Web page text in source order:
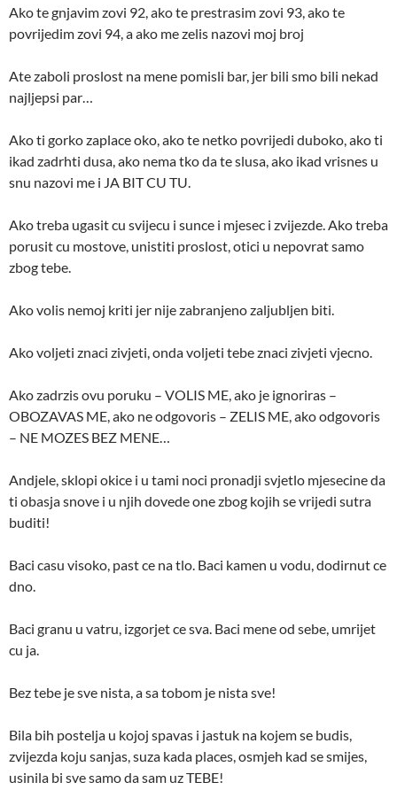
Ako te gnjavim zovi 92, ako te prestrasim zovi 93, ako te
povrijedim zovi 94, a ako me zelis nazovi moj broj
Ate zaboli proslost na mene pomisli bar, jer bili smo bili nekad
najljepsi par…
Ako ti gorko zaplace oko, ako te netko povrijedi duboko, ako ti
ikad zadrhti dusa, ako nema tko da te slusa, ako ikad vrisnes u
snu nazovi me i JA BIT CU TU.
Ako treba ugasit cu svijecu i sunce i mjesec i zvijezde. Ako treba
porusit cu mostove, unistiti proslost, otici u nepovrat samo
zbog tebe.
Ako volis nemoj kriti jer nije zabranjeno zaljubljen biti.
Ako voljeti znaci zivjeti, onda voljeti tebe znaci zivjeti vjecno.
Ako zadrzis ovu poruku – VOLIS ME, ako je ignoriras –
OBOZAVAS ME, ako ne odgovoris – ZELIS ME, ako odgovoris
– NE MOZES BEZ MENE…
Andjele, sklopi okice i u tami noci pronadji svjetlo mjesecine da
ti obasja snove i u njih dovede one zbog kojih se vrijedi sutra
buditi!
Baci casu visoko, past ce na tlo. Baci kamen u vodu, dodirnut ce
dno.
Baci granu u vatru, izgorjet ce sva. Baci mene od sebe, umrijet
cu ja.
Bez tebe je sve nista, a sa tobom je nista sve!
Bila bih postelja u kojoj spavas i jastuk na kojem se budis,
zvijezda koju sanjas, suza kada places, osmjeh kad se smijes,
usinila bi sve samo da sam uz TEBE!